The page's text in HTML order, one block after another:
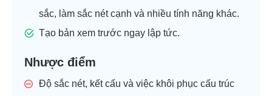
sắc, làm sắc nét cạnh và nhiều tính năng khác.
Tạo bản xem trước ngay lập tức.
Nhược điểm
Độ sắc nét, kết cấu và việc khôi phục cấu trúc